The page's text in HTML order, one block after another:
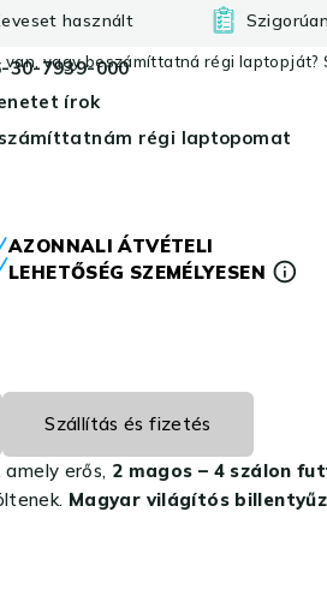
használt
van, vagy beszámíttatná régi laptopját?
30-7939-000
írok
régi laptopomat
AZONNALI ÁTVÉTELI
LEHETŐSÉG SZEMÉLYESEN
Szállítás és fizetés
erős, 2 magos – 4 szálon
Magyar világítós